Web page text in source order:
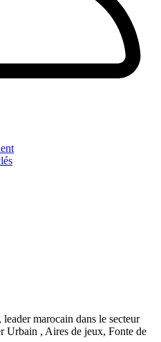
marocain dans le secteur
Urbain , Aires de jeux, Fonte de